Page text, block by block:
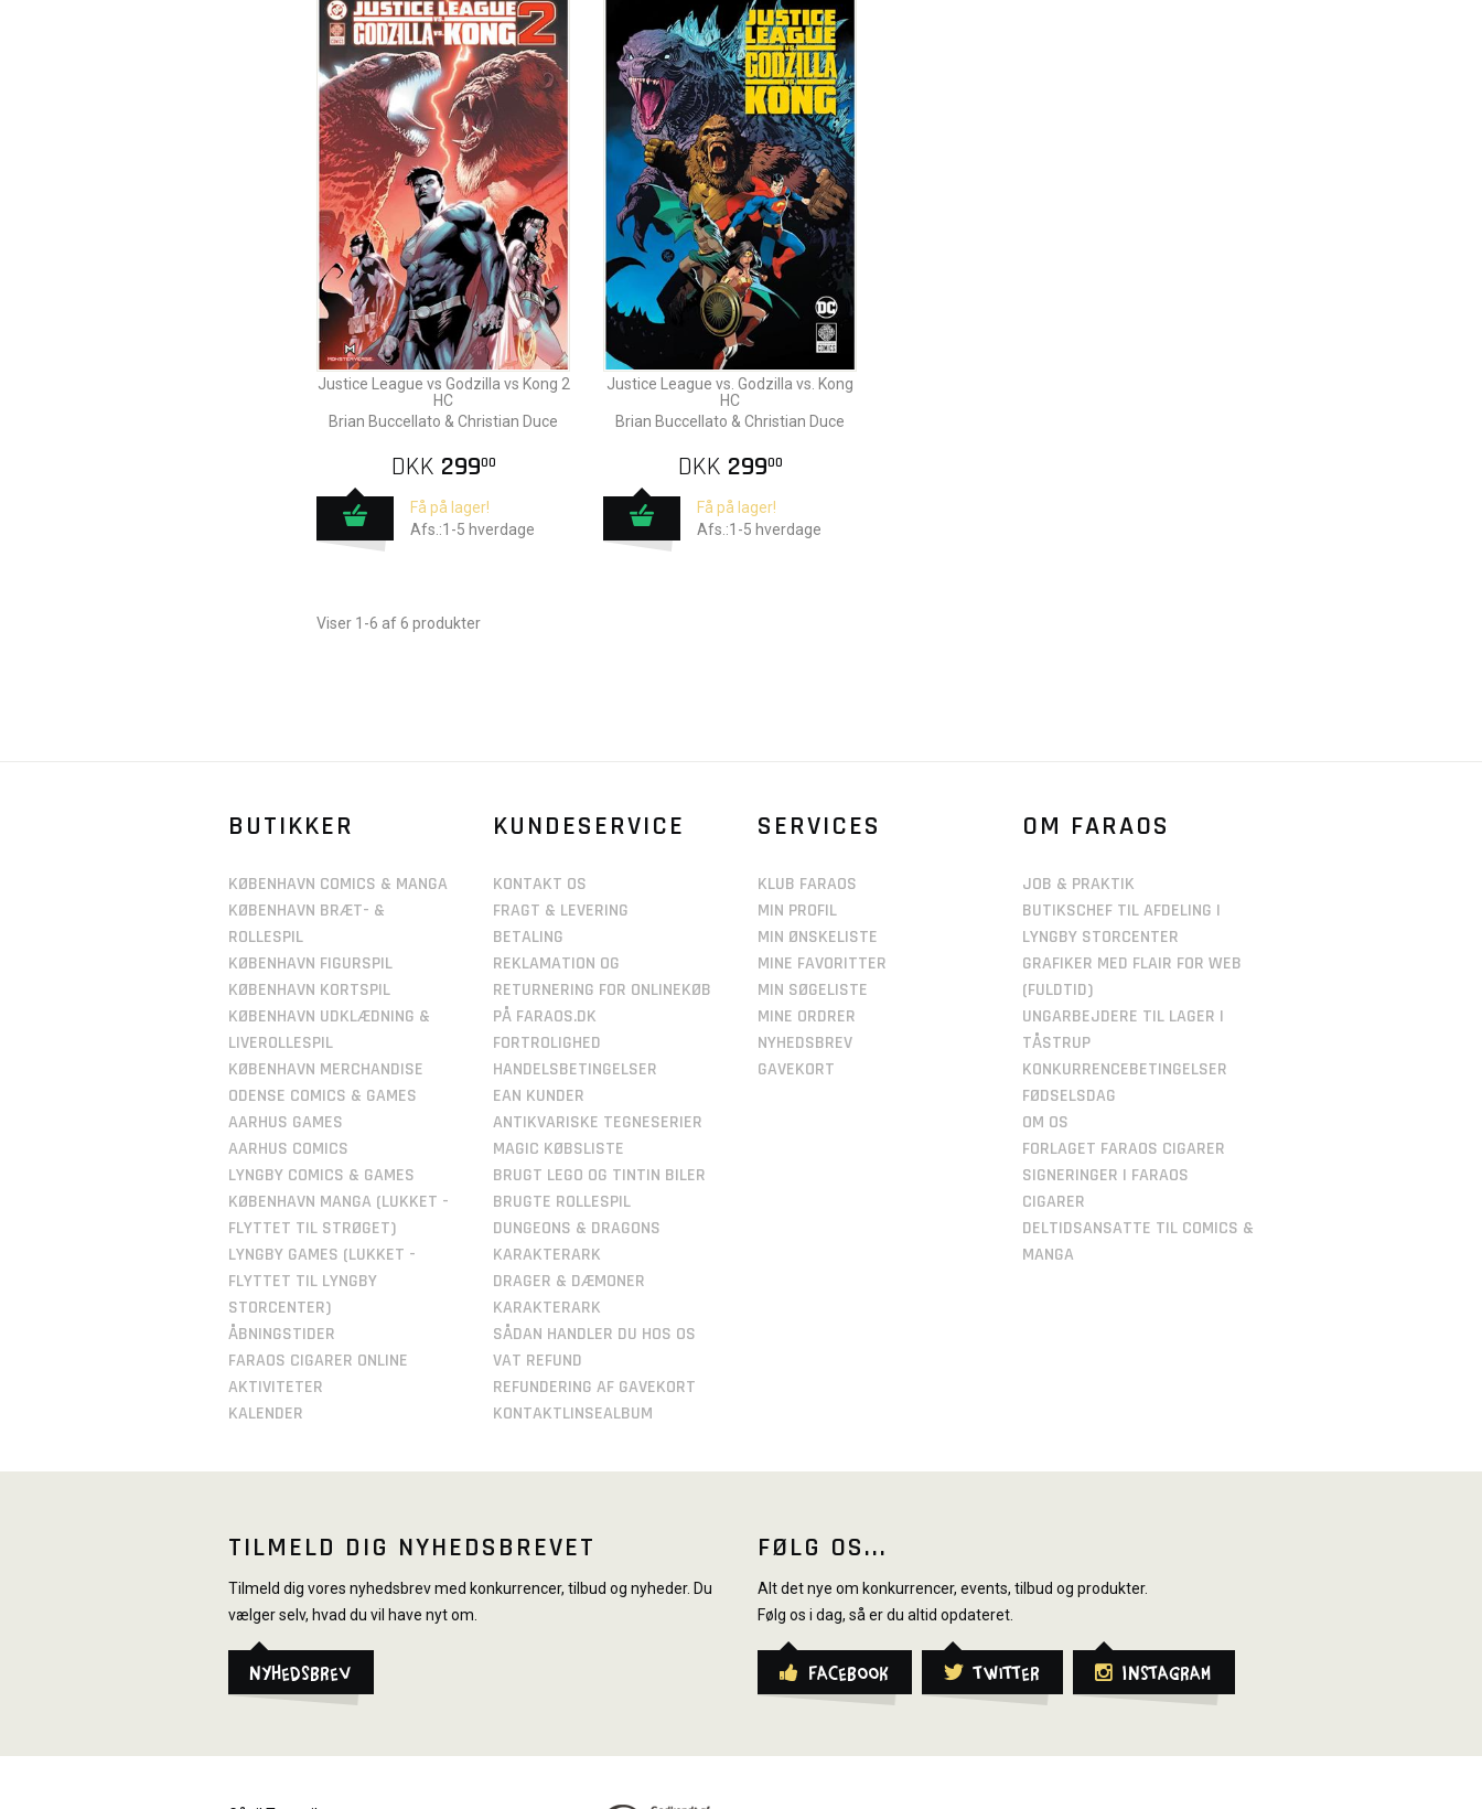
Justice League vs Godzilla vs Kong 2
HC
Brian Buccellato & Christian Duce
DKK 29900
Få på lager!
Afs.:1-5 hverdage
Justice League vs. Godzilla vs. Kong
HC
Brian Buccellato & Christian Duce
DKK 29900
Få på lager!
Afs.:1-5 hverdage
Viser 1-6 af 6 produkter
BUTIKKER
KØBENHAVN COMICS & MANGA
KØBENHAVN BRÆT- &
ROLLESPIL
KØBENHAVN FIGURSPIL
KØBENHAVN KORTSPIL
KØBENHAVN UDKLÆDNING &
LIVEROLLESPIL
KØBENHAVN MERCHANDISE
ODENSE COMICS & GAMES
AARHUS GAMES
AARHUS COMICS
LYNGBY COMICS & GAMES
KØBENHAVN MANGA (LUKKET -
FLYTTET TIL STRØGET)
LYNGBY GAMES (LUKKET -
FLYTTET TIL LYNGBY
STORCENTER)
ÅBNINGSTIDER
FARAOS CIGARER ONLINE
AKTIVITETER
KALENDER
KUNDESERVICE
KONTAKT OS
FRAGT & LEVERING
BETALING
REKLAMATION OG
RETURNERING FOR ONLINEKØB
PÅ FARAOS.DK
FORTROLIGHED
HANDELSBETINGELSER
EAN KUNDER
ANTIKVARISKE TEGNESERIER
MAGIC KØBSLISTE
BRUGT LEGO OG TINTIN BILER
BRUGTE ROLLESPIL
DUNGEONS & DRAGONS
KARAKTERARK
DRAGER & DÆMONER
KARAKTERARK
SÅDAN HANDLER DU HOS OS
VAT REFUND
REFUNDERING AF GAVEKORT
KONTAKTLINSEALBUM
SERVICES
KLUB FARAOS
MIN PROFIL
MIN ØNSKELISTE
MINE FAVORITTER
MIN SØGELISTE
MINE ORDRER
NYHEDSBREV
GAVEKORT
OM FARAOS
JOB & PRAKTIK
BUTIKSCHEF TIL AFDELING I
LYNGBY STORCENTER
GRAFIKER MED FLAIR FOR WEB
(FULDTID)
UNGARBEJDERE TIL LAGER I
TÅSTRUP
KONKURRENCEBETINGELSER
FØDSELSDAG
OM OS
FORLAGET FARAOS CIGARER
SIGNERINGER I FARAOS
CIGARER
DELTIDSANSATTE TIL COMICS &
MANGA
TILMELD DIG NYHEDSBREVET
Tilmeld dig vores nyhedsbrev med konkurrencer, tilbud og nyheder. Du
vælger selv, hvad du vil have nyt om.
Nyhedsbrev
FØLG OS...
Alt det nye om konkurrencer, events, tilbud og produkter.
Følg os i dag, så er du altid opdateret.
Facebook Twitter Instagram